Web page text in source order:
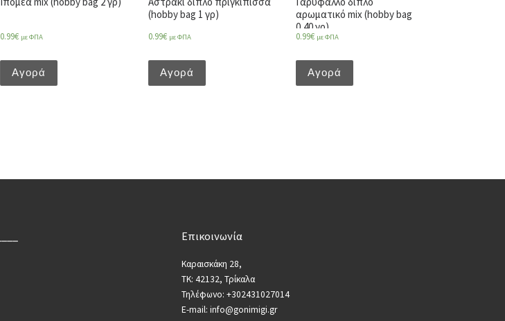
0.99€ με ΦΠΑ
Αγορά
(hobby bag 1 γρ)
0.99€ με ΦΠΑ
Αγορά
αρωματικό mix (hobby bag
0,40 γρ)
0.99€ με ΦΠΑ
Αγορά
Επικοινωνία
Καραισκάκη 28,
ΤΚ: 42132, Τρίκαλα
Τηλέφωνο: +302431027014
E-mail: info@gonimigi.gr